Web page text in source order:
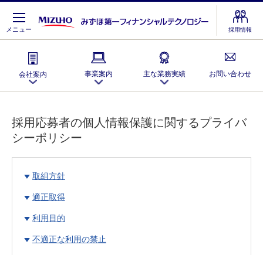
メニュー 採用情報
お知らせ一覧
個人情報のお取扱いについて
本ウェブサイトのご利用にあたって
日本語
会社案内
会社案内
ミッション・
会社概要
事業案内
事業案内
・リスク管理
主な業務実績 お問い合わせ
主な業務実績
加⼊学会・学術分野
採用応募者の個人情報保護に関するプライバ
シーポリシー
取組方針
適正取得
利用目的
不適正な利用の禁止